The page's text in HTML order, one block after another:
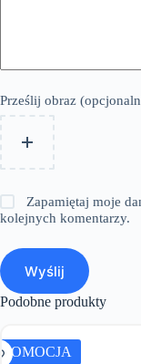
Prześlij obraz
Zapamiętaj moje
kolejnych komentarzy.
Wyślij
Podobne produkty